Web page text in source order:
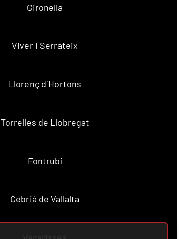
Gironella
Viver i Serrateix
Llorenç d´Hortons
Torrelles de Llobregat
Fontrubí
Cebrià de Vallalta